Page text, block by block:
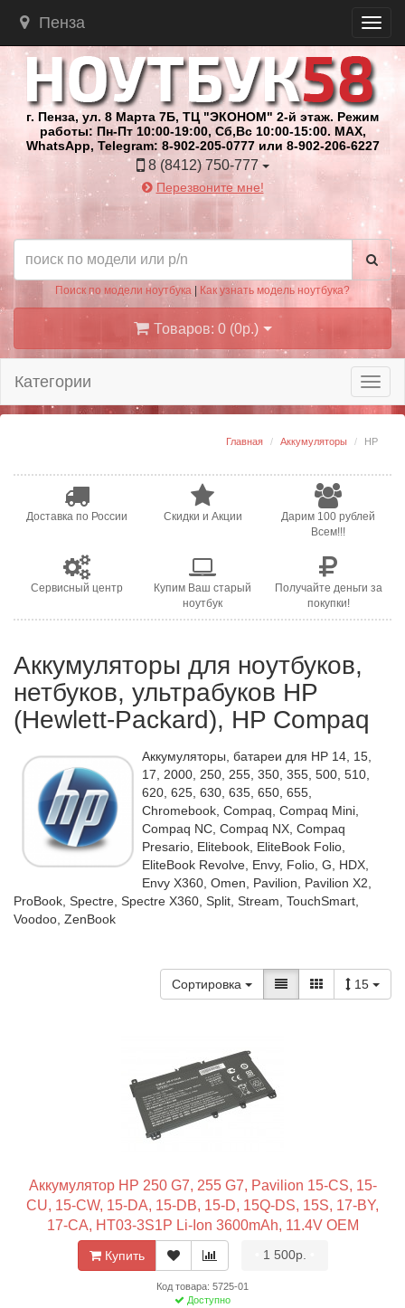
Пенза
г. Пенза, ул. 8 Марта 7Б, ТЦ "ЭКОНОМ" 2-й этаж. Режим
работы: Пн-Пт 10:00-19:00, Сб,Вс 10:00-15:00. MAX,
WhatsApp, Telegram: 8-902-205-0777 или 8-902-206-6227
8 (8412) 750-777
Перезвоните мне!
Поиск по модели ноутбука Как узнать модель ноутбука?
Товаров: 0 (0р.)
Категории
Главная Аккумуляторы HP
Доставка по России Скидки и Акции
Дарим 100 рублей
Всем!!!
Сервисный центр
Купим Ваш старый
ноутбук
Получайте деньги за
покупки!
Аккумуляторы для ноутбуков,
нетбуков, ультрабуков HP
(Hewlett-Packard), HP Compaq
Аккумуляторы, батареи для HP 14, 15,
17, 2000, 250, 255, 350, 355, 500, 510,
620, 625, 630, 635, 650, 655,
Chromebook, Compaq, Compaq Mini,
Compaq NC, Compaq NX, Compaq
Presario, Elitebook, EliteBook Folio,
EliteBook Revolve, Envy, Folio, G, HDX,
Envy X360, Omen, Pavilion, Pavilion X2,
ProBook, Spectre, Spectre X360, Split, Stream, TouchSmart,
Voodoo, ZenBook
Сортировка 15
Аккумулятор HP 250 G7, 255 G7, Pavilion 15-CS, 15-
CU, 15-CW, 15-DA, 15-DB, 15-D, 15Q-DS, 15S, 17-BY,
17-CA, HT03-3S1P Li-Ion 3600mAh, 11.4V OEM
Купить 1 500р.
Код товара: 5725-01
Доступно